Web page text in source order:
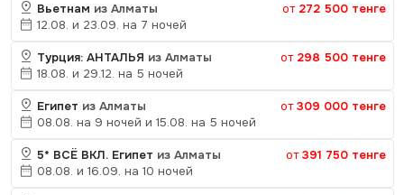
Вьетнам из Алматы от 272 500 тенге
12.08. и 23.09. на 7 ночей
Турция: АНТАЛЬЯ из Алматы от 298 500 тенге
18.08. и 29.12. на 5 ночей
Египет из Алматы от309 000 тенге
08.08. на 9 ночей и 15.08. на 5 ночей
5* ВСЁ ВКЛ. Египет из Алматы от391 750 тенге
08.08. и 16.09. на 10 ночей